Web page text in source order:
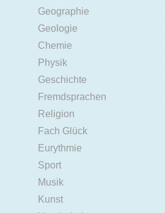
Geographie
Geologie
Chemie
Physik
Geschichte
Fremdsprachen
Religion
Fach Glück
Eurythmie
Sport
Musik
Kunst